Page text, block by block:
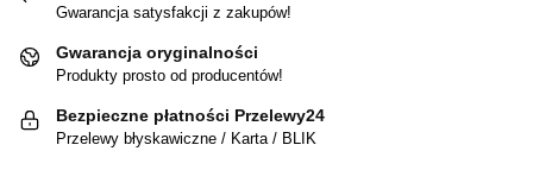
Gwarancja satysfakcji z zakupów!
Gwarancja oryginalności
Produkty prosto od producentów!
Bezpieczne płatności Przelewy24
Przelewy błyskawiczne / Karta / BLIK